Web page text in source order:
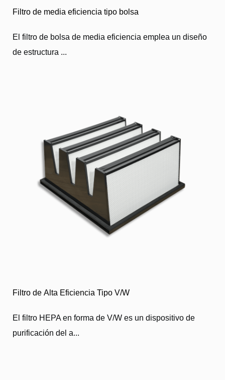
Filtro de media eficiencia tipo bolsa
El filtro de bolsa de media eficiencia emplea un diseño
de estructura ...
Filtro de Alta Eficiencia Tipo V/W
El filtro HEPA en forma de V/W es un dispositivo de
purificación del a...